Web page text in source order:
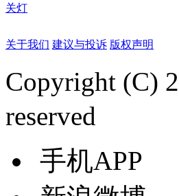
关灯
关于我们 建议与投诉 版权声明
Copyright (C)
reserved
手机APP